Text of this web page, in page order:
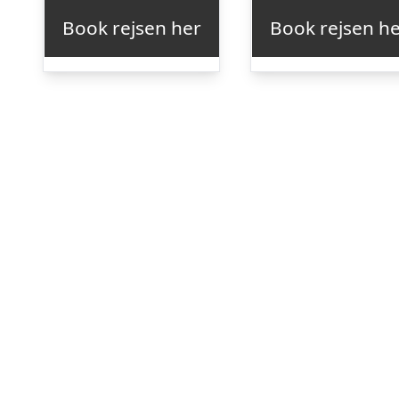
Book rejsen her Book rejsen